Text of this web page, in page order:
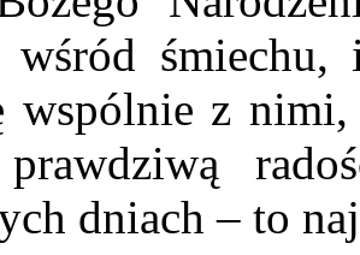
wśród śmiechu,
wspólnie z
prawdziwą
dniach – to